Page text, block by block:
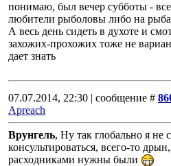
понимаю, был вечер субботы -
любители рыболовы либо на
А весь день сидеть в духоте и
захожих-прохожих тоже не
дает знать
07.07.2014, 22:30 | сообщение #
Apreach
Врунгель, Ну так глобально я не
консультироваться, всего-то
расходниками нужны были